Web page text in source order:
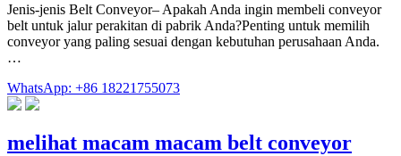
Jenis-jenis Belt Conveyor– Apakah Anda ingin membeli conveyor
belt untuk jalur perakitan di pabrik Anda?Penting untuk memilih
conveyor yang paling sesuai dengan kebutuhan perusahaan Anda.
…
WhatsApp: +86 18221755073
melihat macam macam belt conveyor